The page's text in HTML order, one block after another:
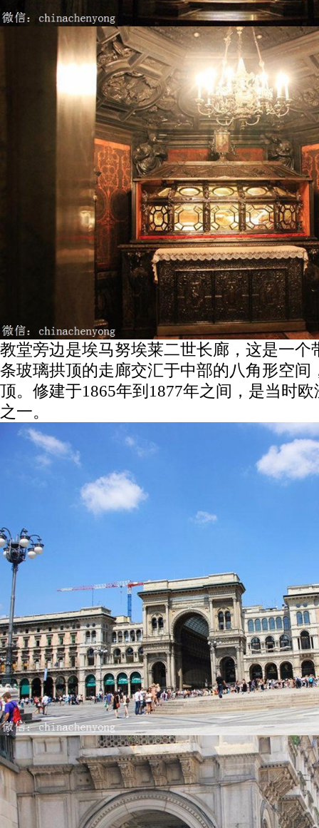
教堂旁边是埃马努埃莱二世长廊，这是一个
条玻璃拱顶的走廊交汇于中部的八角形空间
顶。修建于1865年到1877年之间，是当时
之一。